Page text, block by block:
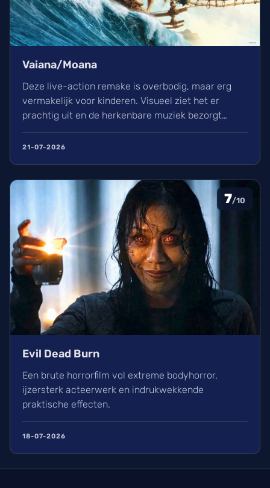
Vaiana/Moana
Deze live-action remake is overbodig, maar erg
vermakelijk voor kinderen. Visueel ziet het er
prachtig uit en de herkenbare muziek bezorgt
avontuur voor een heerlijke ervaring in de
21-07-2026
7/10
Evil Dead Burn
Een brute horrorfilm vol extreme bodyhorror,
ijzersterk acteerwerk en indrukwekkende
praktische effecten.
18-07-2026